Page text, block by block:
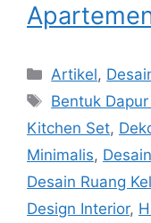
Artikel,
Bentuk
Kitchen Set,
Minimalis,
Desain Ruang
Design Interior,